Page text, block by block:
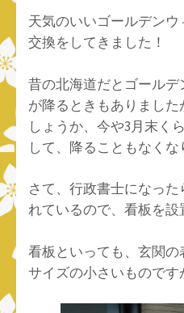
天気のいいゴールデン
交換をしてきました！
昔の北海道だとゴール
が降るときもありまし
しょうか、今や3月末く
して、降ることもなくな
さて、行政書士になっ
れているので、看板を設
看板といっても、玄関
サイズの小さいものです